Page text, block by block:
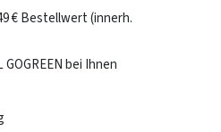
€ Bestellwert (innerh.
bei Ihnen